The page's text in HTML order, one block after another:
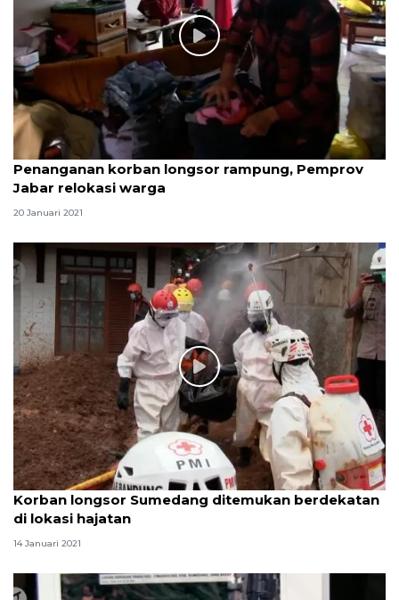
Penanganan korban longsor rampung, Pemprov
Jabar relokasi warga
20 Januari 2021
Korban longsor Sumedang ditemukan berdekatan
di lokasi hajatan
14 Januari 2021